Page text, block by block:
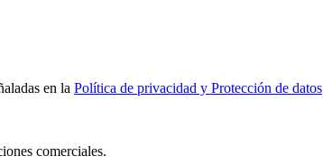
en la Política de privacidad y Protección de datos
comerciales.